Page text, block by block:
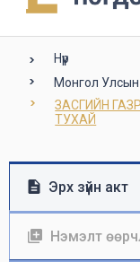
Нүүр
Монгол Улсын
ЗАСГИЙН
ТУХАЙ
Эрх зүйн акт
Нэмэлт